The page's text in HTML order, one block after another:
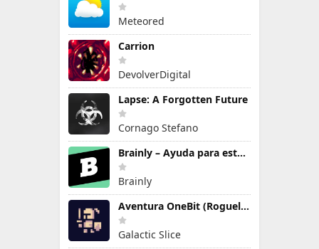
Meteored
Carrion
DevolverDigital
Lapse: A Forgotten Future
Cornago Stefano
Brainly – Ayuda para estudiar
Brainly
Aventura OneBit (Roguelike)
Galactic Slice